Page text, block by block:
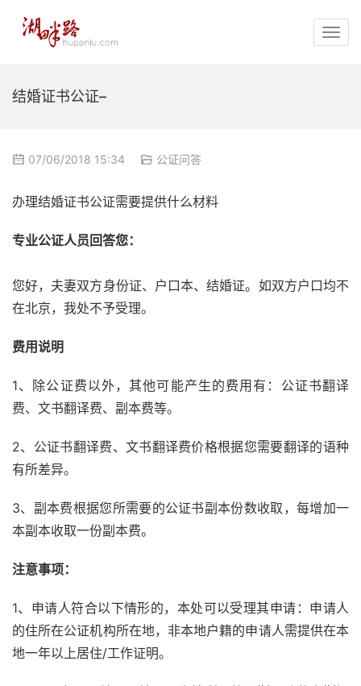
结婚证书公证–
07/06/2018 15:34 公证问答
办理结婚证书公证需要提供什么材料
专业公证人员回答您：
您好，夫妻双方身份证、户口本、结婚证。如双方户口均不
在北京，我处不予受理。
费用说明
1、除公证费以外，其他可能产生的费用有：公证书翻译
费、文书翻译费、副本费等。
2、公证书翻译费、文书翻译费价格根据您需要翻译的语种
有所差异。
3、副本费根据您所需要的公证书副本份数收取，每增加一
本副本收取一份副本费。
注意事项：
1、申请人符合以下情形的，本处可以受理其申请：申请人
的住所在公证机构所在地，非本地户籍的申请人需提供在本
地一年以上居住/工作证明。